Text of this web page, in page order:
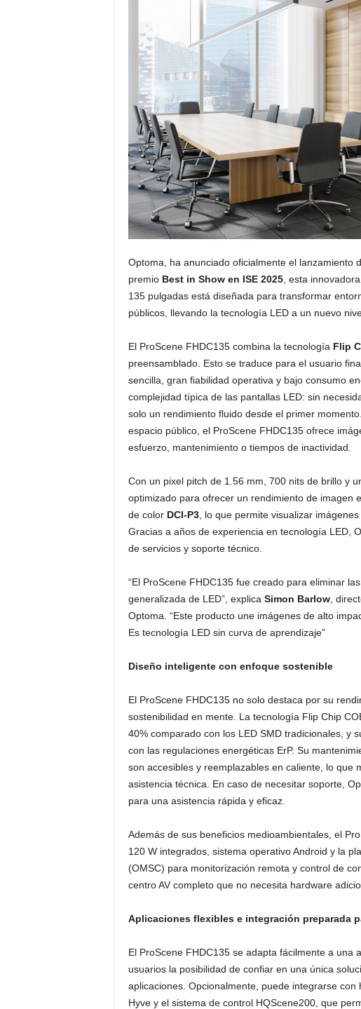
Optoma, ha anunciado oficialmente el lanzamiento
premioBest in Show en ISE 2025, esta
135 pulgadas está diseñada para transformar
públicos, llevando la tecnología LED a un nuevo
El ProScene FHDC135 combina la tecnología Flip
preensamblado. Esto se traduce para el usuario
sencilla, gran fiabilidad operativa y bajo consumo
complejidad típica de las pantallas LED: sin
solo un rendimiento fluido desde el primer
espacio público, el ProScene FHDC135 ofrece
esfuerzo, mantenimiento o tiempos de inactividad.
Con un pixel pitch de 1.56 mm, 700 nits de brillo y
optimizado para ofrecer un rendimiento de imagen
de color DCI-P3, lo que permite visualizar
Gracias a años de experiencia en tecnología LED,
de servicios y soporte técnico.
“El ProScene FHDC135 fue creado para eliminar
generalizada de LED”, explica Simon Barlow,
Optoma. “Este producto une imágenes de alto
Es tecnología LED sin curva de aprendizaje”
Diseño inteligente con enfoque sostenible
El ProScene FHDC135 no solo destaca por su
sostenibilidad en mente. La tecnología Flip Chip
40% comparado con los LED SMD tradicionales, y
con las regulaciones energéticas ErP. Su
son accesibles y reemplazables en caliente, lo que
asistencia técnica. En caso de necesitar soporte,
para una asistencia rápida y eficaz.
Además de sus beneficios medioambientales, el
120 W integrados, sistema operativo Android y la
(OMSC) para monitorización remota y control de
centro AV completo que no necesita hardware
Aplicaciones flexibles e integración preparada
El ProScene FHDC135 se adapta fácilmente a una
usuarios la posibilidad de confiar en una única
aplicaciones. Opcionalmente, puede integrarse
Hyve y el sistema de control HQScene200, que